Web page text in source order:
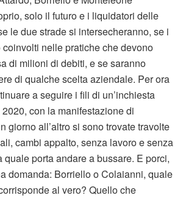
solo il futuro e i liquidatori delle
le due strade si intersecheranno, se i
nelle pratiche che devono
di milioni di debiti, e se saranno
di qualche scelta aziendale. Per ora
a seguire i fili di un’inchiesta
con la manifestazione di
giorno all’altro si sono trovate travolte
cambi appalto, senza lavoro e senza
quale porta andare a bussare. E porci,
domanda: Borriello o Colaianni, quale
al vero? Quello che